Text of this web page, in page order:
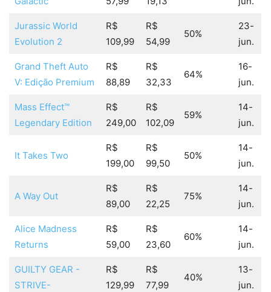
Jurassic World
Evolution 2
R$
109,99
R$
54,99
50%
23-
jun.
Grand Theft Auto
V: Edição Premium
R$
88,89
R$
32,33
64%
16-
jun.
Mass Effect™
Legendary Edition
R$
249,00
R$
102,09
59%
14-
jun.
It Takes Two
R$
199,00
R$
99,50
50%
14-
jun.
A Way Out
R$
89,00
R$
22,25
75%
14-
jun.
Alice Madness
Returns
R$
59,00
R$
23,60
60%
14-
jun.
GUILTY GEAR -
STRIVE-
R$
129,99
R$
77,99
40%
13-
jun.